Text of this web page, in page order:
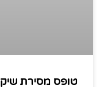
טופס מסירת